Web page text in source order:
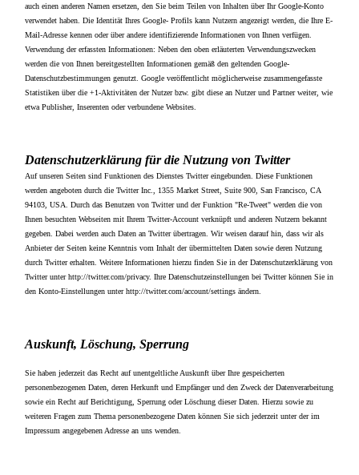
auch einen anderen Namen ersetzen, den Sie beim Teilen von Inhalten über Ihr Google-Konto
verwendet haben. Die Identität Ihres Google- Profils kann Nutzern angezeigt werden, die Ihre E-
Mail-Adresse kennen oder über andere identifizierende Informationen von Ihnen verfügen.
Verwendung der erfassten Informationen: Neben den oben erläuterten Verwendungszwecken
werden die von Ihnen bereitgestellten Informationen gemäß den geltenden Google-
Datenschutzbestimmungen genutzt. Google veröffentlicht möglicherweise zusammengefasste
Statistiken über die +1-Aktivitäten der Nutzer bzw. gibt diese an Nutzer und Partner weiter, wie
etwa Publisher, Inserenten oder verbundene Websites.
Datenschutzerklärung für die Nutzung von Twitter
Auf unseren Seiten sind Funktionen des Dienstes Twitter eingebunden. Diese Funktionen
werden angeboten durch die Twitter Inc., 1355 Market Street, Suite 900, San Francisco, CA
94103, USA. Durch das Benutzen von Twitter und der Funktion "Re-Tweet" werden die von
Ihnen besuchten Webseiten mit Ihrem Twitter-Account verknüpft und anderen Nutzern bekannt
gegeben. Dabei werden auch Daten an Twitter übertragen. Wir weisen darauf hin, dass wir als
Anbieter der Seiten keine Kenntnis vom Inhalt der übermittelten Daten sowie deren Nutzung
durch Twitter erhalten. Weitere Informationen hierzu finden Sie in der Datenschutzerklärung von
Twitter unter http://twitter.com/privacy. Ihre Datenschutzeinstellungen bei Twitter können Sie in
den Konto-Einstellungen unter http://twitter.com/account/settings ändern.
Auskunft, Löschung, Sperrung
Sie haben jederzeit das Recht auf unentgeltliche Auskunft über Ihre gespeicherten
personenbezogenen Daten, deren Herkunft und Empfänger und den Zweck der Datenverarbeitung
sowie ein Recht auf Berichtigung, Sperrung oder Löschung dieser Daten. Hierzu sowie zu
weiteren Fragen zum Thema personenbezogene Daten können Sie sich jederzeit unter der im
Impressum angegebenen Adresse an uns wenden.